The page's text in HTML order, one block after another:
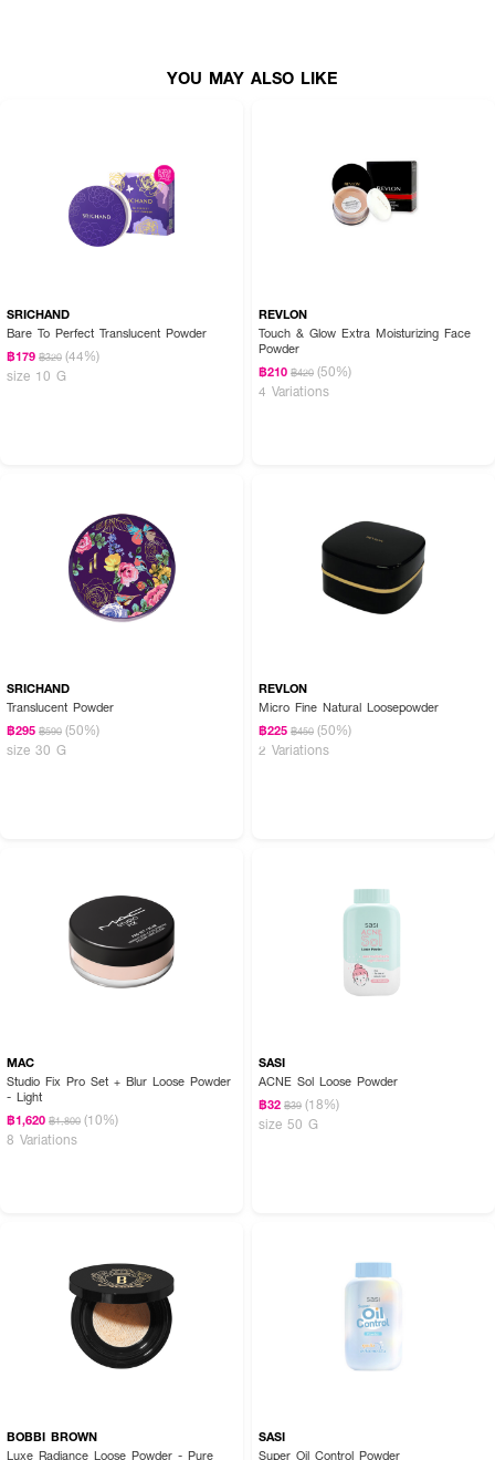
W709 Beige Matte
ปริมาณสุทธิ: 10 กรัม
How to Use:
YOU MAY ALSO LIKE
SRICHAND
Bare To Perfect Translucent Powder
฿179 ฿320 (44%)
size 10 G
REVLON
Touch & Glow Extra Moisturizing Face
Powder
฿210 ฿420 (50%)
4 Variations
SRICHAND
Translucent Powder
฿295 ฿590 (50%)
size 30 G
REVLON
Micro Fine Natural Loosepowder
฿225 ฿450 (50%)
2 Variations
MAC
Studio Fix Pro Set + Blur Loose Powder
- Light
฿1,620 ฿1,800 (10%)
8 Variations
SASI
ACNE Sol Loose Powder
฿32 ฿39 (18%)
size 50 G
BOBBI BROWN
Luxe Radiance Loose Powder - Pure
SASI
Super Oil Control Powder